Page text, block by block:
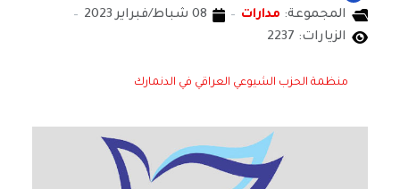
المجموعة: مدارات
08 شباط/فبراير 2023
الزيارات: 2237
منظمة الحزب الشيوعي العراقي في الدنمارك